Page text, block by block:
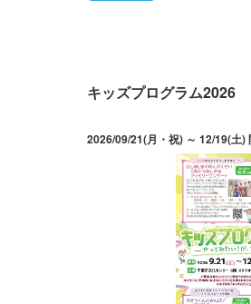
キッズプログラム2026